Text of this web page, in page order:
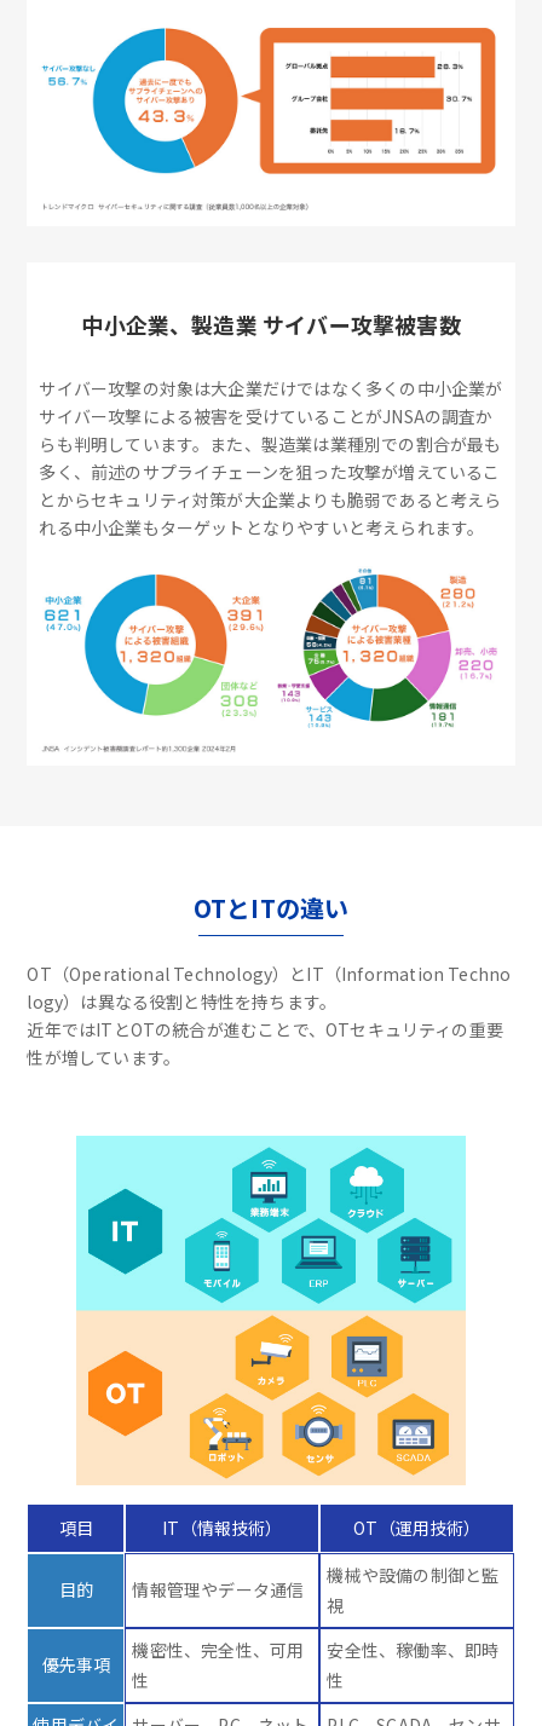
中小企業、製造業 サイバー攻撃被害数
サイバー攻撃の対象は大企業だけではなく多くの中小企業が
サイバー攻撃による被害を受けていることがJNSAの調査か
らも判明しています。また、製造業は業種別での割合が最も
多く、前述のサプライチェーンを狙った攻撃が増えているこ
とからセキュリティ対策が大企業よりも脆弱であると考えら
れる中小企業もターゲットとなりやすいと考えられます。
OTとITの違い
OT（Operational Technology）とIT（Information Techno
logy）は異なる役割と特性を持ちます。
近年ではITとOTの統合が進むことで、OTセキュリティの重要
性が増しています。
項目 IT（情報技術） OT（運用技術）
目的 情報管理やデータ通信
機械や設備の制御と監
視
優先事項
機密性、完全性、可用
性
安全性、稼働率、即時
性